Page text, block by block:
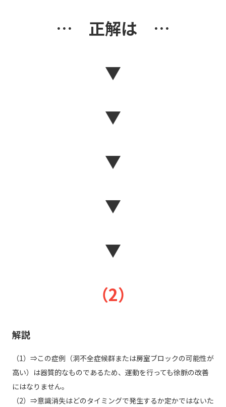
… 正解は …
▼
▼
▼
▼
▼
（2）
解説
（1）⇒この症例（洞不全症候群または房室ブロックの可能性が
高い）は器質的なものであるため、運動を行っても徐脈の改善
にはなりません。
（2）⇒意識消失はどのタイミングで発生するか定かではないた